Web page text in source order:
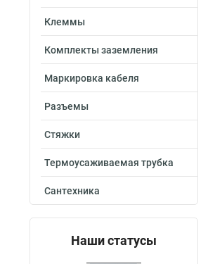
Клеммы
Комплекты заземления
Маркировка кабеля
Разъемы
Стяжки
Термоусаживаемая трубка
Сантехника
Наши статусы